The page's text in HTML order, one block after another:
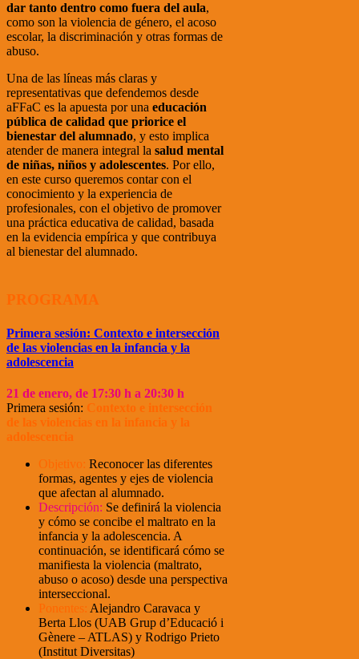
dar tanto dentro como fuera del aula,
como son la violencia de género, el acoso
escolar, la discriminación y otras formas de
abuso.
Una de las líneas más claras y
representativas que defendemos desde
aFFaC es la apuesta por una educación
pública de calidad que priorice el
bienestar del alumnado, y esto implica
atender de manera integral la salud mental
de niñas, niños y adolescentes. Por ello,
en este curso queremos contar con el
conocimiento y la experiencia de
profesionales, con el objetivo de promover
una práctica educativa de calidad, basada
en la evidencia empírica y que contribuya
al bienestar del alumnado.
PROGRAMA
Primera sesión: Contexto e intersección
de las violencias en la infancia y la
adolescencia
21 de enero, de 17:30 h a 20:30 h
Primera sesión: Contexto e intersección
de las violencias en la infancia y la
adolescencia
Objetivo: Reconocer las diferentes
formas, agentes y ejes de violencia
que afectan al alumnado.
Descripción: Se definirá la violencia
y cómo se concibe el maltrato en la
infancia y la adolescencia. A
continuación, se identificará cómo se
manifiesta la violencia (maltrato,
abuso o acoso) desde una perspectiva
interseccional.
Ponentes: Alejandro Caravaca y
Berta Llos (UAB Grup d’Educació i
Gènere – ATLAS) y Rodrigo Prieto
(Institut Diversitas)